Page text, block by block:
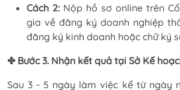
Cách 2: Nộp hồ sơ online trên
gia về đăng ký doanh nghiệp
đăng ký kinh doanh hoặc chữ ký
✤ Bước 3. Nhận kết quả tại Sở Kế
Sau 3 - 5 ngày làm việc kể từ ngày